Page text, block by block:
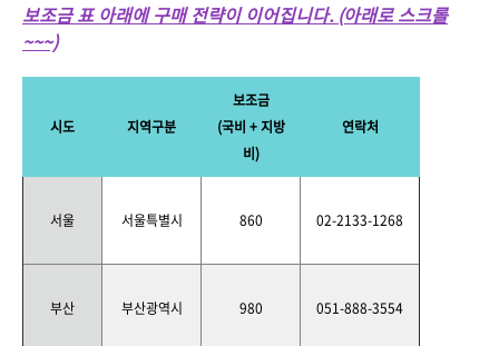
보조금 표 아래에 구매 전략이 이어집니다. (아래로 스크롤
~~~)
시도 지역구분
보조금
(국비 + 지방
비)
연락처
서울 서울특별시 860 02-2133-1268
부산 부산광역시 980 051-888-3554